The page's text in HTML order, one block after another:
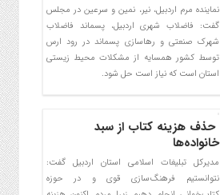
نماینده مرم اردبیل، نیر، نمین و سرعین در مجلس
گفت: فاضلاب شهری اردبیل، پسماند فاضلاب
شهرک صنعتی و رهاسازی پسماند در رود ارس
توسط کشور همسایه از مشکلات محیط زیستی
استان است که نیاز است حل شود.
حذف هزینه کتاب از سبد
خانواده‌ها
مدیرکل تبلیغات اسلامی استان اردبیل گفت:
نتوانستیم فرهنگ‌سازی قوی و در حوزه